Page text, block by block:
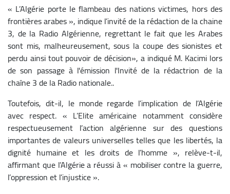
« L’Algérie porte le flambeau des nations victimes, hors des
frontières arabes », indique l’invité de la rédaction de la chaine
3, de la Radio Algérienne, regrettant le fait que les Arabes
sont mis, malheureusement, sous la coupe des sionistes et
perdu ainsi tout pouvoir de décision», a indiqué M. Kacimi lors
de son passage à l'émission l'Invité de la rédactrion de la
chaîne 3 de la Radio nationale..
Toutefois, dit-il, le monde regarde l’implication de l’Algérie
avec respect. « L’Elite américaine notamment considère
respectueusement l’action algérienne sur des questions
importantes de valeurs universelles telles que les libertés, la
dignité humaine et les droits de l’homme », relève-t-il,
affirmant que l’Algérie a réussi à « mobiliser contre la guerre,
l’oppression et l’injustice ».